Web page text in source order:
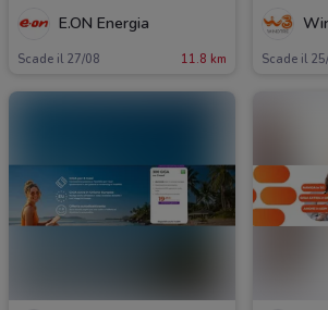
E.ON Energia
Scade il 27/08 11.8 km Scade il